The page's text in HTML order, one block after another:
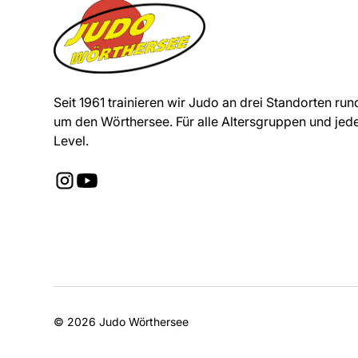
Seit 1961 trainieren wir Judo an drei Standorten
um den Wörthersee. Für alle Altersgruppen und
Level.
© 2026 Judo Wörthersee